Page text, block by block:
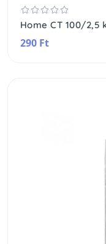
290 Ft